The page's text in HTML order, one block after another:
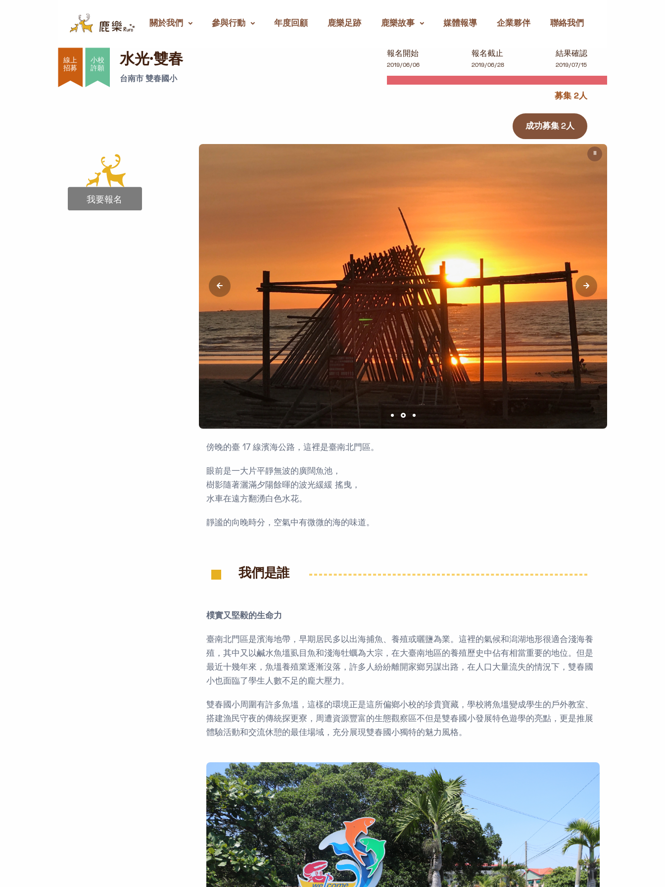
關於我們 參與行動 年度回顧 鹿樂足跡 鹿樂故事 媒體報導 企業夥伴 聯絡我們
水光·雙春
小校
許願
水光·雙春
台南市 雙春國小
報名開始
2019/06/06
報名截止
2019/06/28
結果確認
2019/07/15
募集 2人
成功募集 2人
傍晚的臺 17 線濱海公路，這裡是臺南北門區。
眼前是一大片平靜無波的廣闊魚池，
樹影隨著灑滿夕陽餘暉的波光緩緩 搖曳，
水車在遠方翻湧白色水花。
靜謐的向晚時分，空氣中有微微的海的味道。
我們是誰
樸實又堅毅的生命力
臺南北門區是濱海地帶，早期居民多以出海捕魚、養殖或曬鹽為業。這裡的氣候和潟湖地形很適合淺海養
殖，其中又以鹹水魚塭虱目魚和淺海牡蠣為大宗，在大臺南地區的養殖歷史中佔有相當重要的地位。但是
最近十幾年來，魚塭養殖業逐漸沒落，許多人紛紛離開家鄉另謀出路，在人口大量流失的情況下，雙春國
小也面臨了學生人數不足的龐大壓力。
雙春國小周圍有許多魚塭，這樣的環境正是這所偏鄉小校的珍貴寶藏，學校將魚塭變成學生的戶外教室、
搭建漁民守夜的傳統探更寮，周遭資源豐富的生態觀察區不但是雙春國小發展特色遊學的亮點，更是推展
體驗活動和交流休憩的最佳場域，充分展現雙春國小獨特的魅力風格。